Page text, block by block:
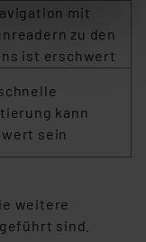
Abrufen von
TTDSG) sowie
für die
Ihnen
6 Abs.1a DSG-
einzelnen
Klick auf
abrufbar. Sie
Ihre
unter dem
mit
zu den
ist erschwert
kann
sein
weitere
sind.